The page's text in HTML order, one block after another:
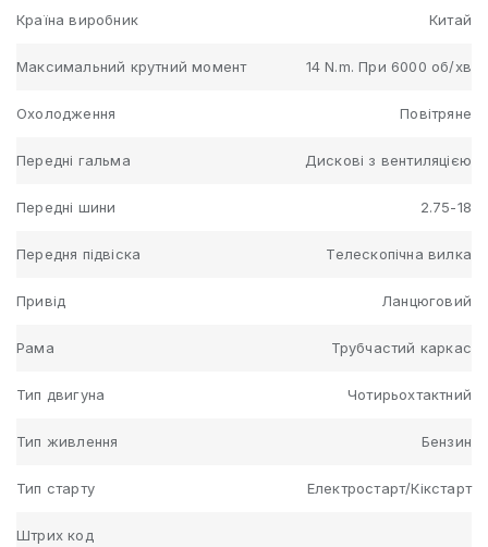
Країна виробник Китай
Максимальний крутний момент 14 N.m. При 6000 об/хв
Охолодження Повітряне
Передні гальма Дискові з вентиляцією
Передні шини 2.75-18
Передня підвіска Телескопічна вилка
Привід Ланцюговий
Рама Трубчастий каркас
Тип двигуна Чотирьохтактний
Тип живлення Бензин
Тип старту Електростарт/Кікстарт
Штрих код